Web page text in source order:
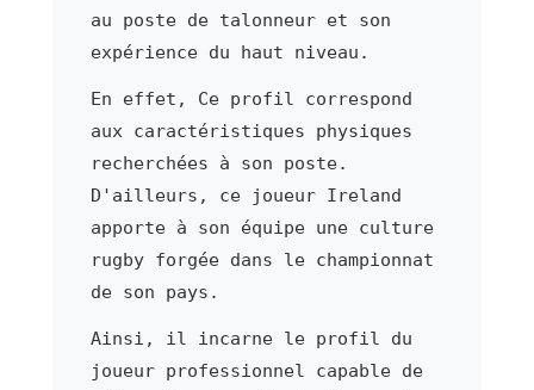
au poste de talonneur et son
expérience du haut niveau.
En effet, Ce profil correspond
aux caractéristiques physiques
recherchées à son poste.
D'ailleurs, ce joueur Ireland
apporte à son équipe une culture
rugby forgée dans le championnat
de son pays.
Ainsi, il incarne le profil du
joueur professionnel capable de